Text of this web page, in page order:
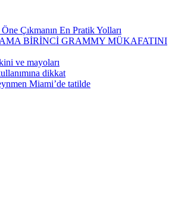
Çıkmanın En Pratik Yolları
BİRİNCİ GRAMMY MÜKAFATINI
ve mayoları
dikkat
Miami’de tatilde